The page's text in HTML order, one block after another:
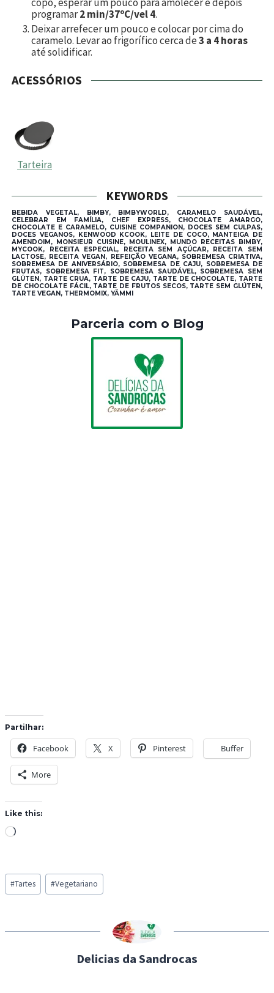
programar2 min/37ºC/vel 4.
Deixar arrefecer um pouco e colocar por cima do
caramelo. Levar ao frigorífico cerca de3 a 4 horas
até solidificar.
ACESSÓRIOS
Tarteira
KEYWORDS
BEBIDA VEGETAL, BIMBY, BIMBYWORLD, CARAMELO SAUDÁVEL,
CELEBRAR EM FAMÍLIA, CHEF EXPRESS, CHOCOLATE AMARGO,
CHOCOLATE E CARAMELO, CUISINE COMPANION, DOCES SEM CULPAS,
DOCES VEGANOS, KENWOOD KCOOK, LEITE DE COCO, MANTEIGA DE
AMENDOIM, MONSIEUR CUISINE, MOULINEX, MUNDO RECEITAS BIMBY,
MYCOOK, RECEITA ESPECIAL, RECEITA SEM AÇÚCAR, RECEITA SEM
LACTOSE, RECEITA VEGAN, REFEIÇÃO VEGANA, SOBREMESA CRIATIVA,
SOBREMESA DE ANIVERSÁRIO, SOBREMESA DE CAJU, SOBREMESA DE
FRUTAS, SOBREMESA FIT, SOBREMESA SAUDÁVEL, SOBREMESA SEM
GLÚTEN, TARTE CRUA, TARTE DE CAJU, TARTE DE CHOCOLATE, TARTE
DE CHOCOLATE FÁCIL, TARTE DE FRUTOS SECOS, TARTE SEM GLÚTEN,
TARTE VEGAN, THERMOMIX, YÄMMI
Parceria com o Blog
Partilhar:
Facebook X Pinterest Buffer
More
Like this:
L
d
i
g
Post
Tags:
#Tartes #Vegetariano
Delicias da Sandrocas